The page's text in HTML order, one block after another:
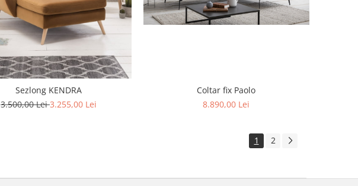
Sezlong KENDRA
3.500,00 Lei3.255,00 Lei
Coltar fix Paolo
8.890,00 Lei
1 2